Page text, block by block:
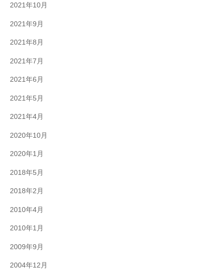
2021年10月
2021年9月
2021年8月
2021年7月
2021年6月
2021年5月
2021年4月
2020年10月
2020年1月
2018年5月
2018年2月
2010年4月
2010年1月
2009年9月
2004年12月